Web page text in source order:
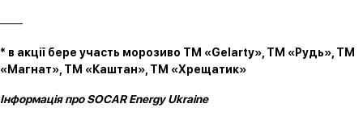
——
* в акції бере участь морозиво ТМ «Gelarty», ТМ «Рудь», ТМ
«Магнат», ТМ «Каштан», ТМ «Хрещатик»
Інформація про SOCAR Energy Ukraine